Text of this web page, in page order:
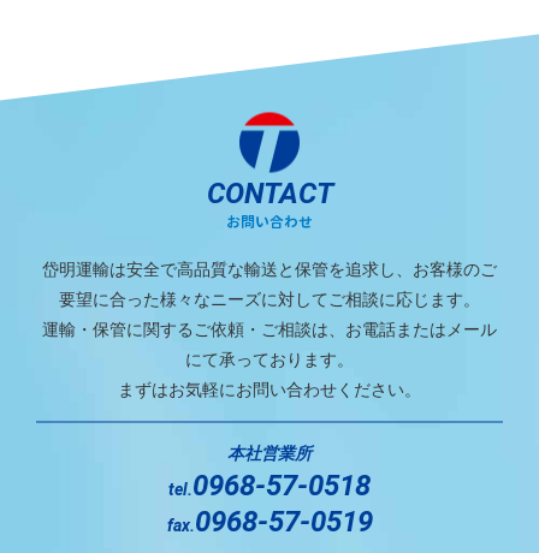
CONTACT
お問い合わせ
岱明運輸は安全で高品質な輸送と保管を追求し、お客様のご
要望に合った様々なニーズに対してご相談に応じます。
運輸・保管に関するご依頼・ご相談は、お電話またはメール
にて承っております。
まずはお気軽にお問い合わせください。
本社営業所
tel.0968-57-0518
fax.0968-57-0519